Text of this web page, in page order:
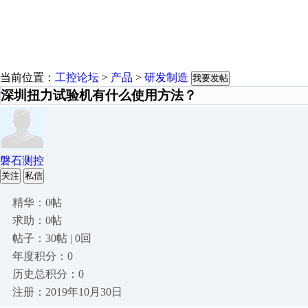
当前位置： 工控论坛 > 产品 > 研发制造 我要发帖
深圳扭力试验机有什么使用方法？
磐石测控
关注 私信
精华：0帖
求助：0帖
帖子：30帖 | 0回
年度积分：0
历史总积分：0
注册：2019年10月30日